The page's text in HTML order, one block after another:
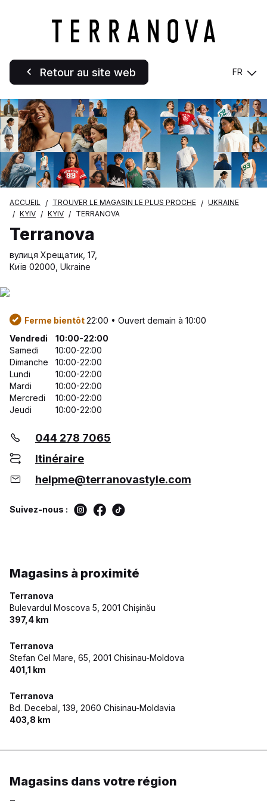
Retour au site web FR
ACCUEIL TROUVER LE MAGASIN LE PLUS PROCHE
UKRAINE
KYIV
KYIV TERRANOVA
Terranova
вулиця Хрещатик, 17,
Київ 02000, Ukraine
Ferme bientôt22:00 • Ouvert demain à 10:00
Vendredi
10:00-22:00
Samedi
10:00-22:00
Dimanche
10:00-22:00
Lundi
10:00-22:00
Mardi
10:00-22:00
Mercredi
10:00-22:00
Jeudi
10:00-22:00
044 278 7065
Itinéraire
helpme@terranovastyle.com
Suivez-nous :
Magasins à proximité
Terranova
Bulevardul Moscova 5, 2001 Chișinău
397,4 km
Terranova
Stefan Cel Mare, 65, 2001 Chisinau-Moldova
401,1 km
Terranova
Bd. Decebal, 139, 2060 Chisinau-Moldavia
403,8 km
Magasins dans votre région